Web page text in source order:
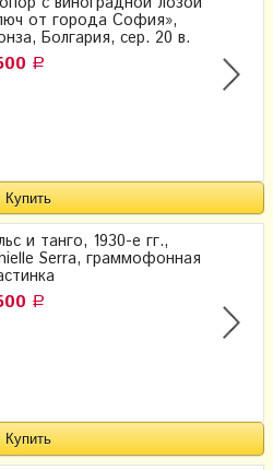
от города София»,
Болгария, сер. 20 в.
Р
и танго, 1930-е гг.,
Serra, граммофонная
Р